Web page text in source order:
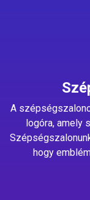
A
logóra, amely
hogy